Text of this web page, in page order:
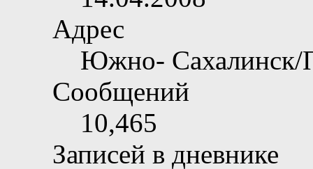
Адрес
Южно- Сахалинск/
Сообщений
10,465
Записей в дневнике